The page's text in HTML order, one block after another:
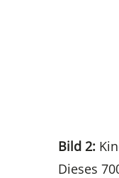
Bild 2:
Dieses